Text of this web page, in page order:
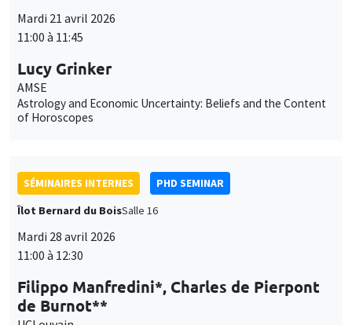
Mardi 21 avril 2026
11:00 à 11:45
Lucy Grinker
AMSE
Astrology and Economic Uncertainty: Beliefs and the Content
of Horoscopes
SÉMINAIRES INTERNES
PHD SEMINAR
Îlot Bernard du BoisSalle 16
Mardi 28 avril 2026
11:00 à 12:30
Filippo Manfredini*, Charles de Pierpont
de Burnot**